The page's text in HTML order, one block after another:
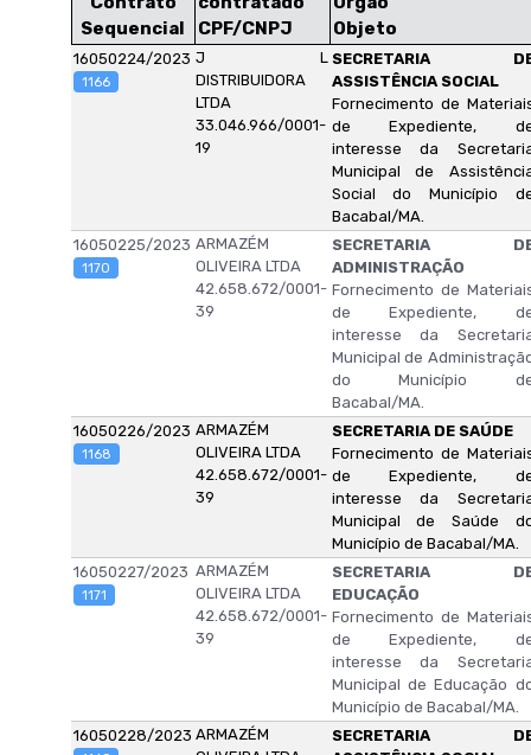
Sequencial
CPF/CNPJ
Objeto
16050224/2023
1166
J L
DISTRIBUIDORA
LTDA
33.046.966/0001-
19
SECRETARIA
ASSISTÊNCIA SOCIAL
Fornecimento de
de Expediente,
interesse da
Municipal de
Social do Município
Bacabal/MA.
16050225/2023
1170
ARMAZÉM
OLIVEIRA LTDA
42.658.672/0001-
39
SECRETARIA
ADMINISTRAÇÃO
Fornecimento de
de Expediente,
interesse da
Municipal de
do Município
Bacabal/MA.
16050226/2023
1168
ARMAZÉM
OLIVEIRA LTDA
42.658.672/0001-
39
SECRETARIA DE SAÚDE
Fornecimento de
de Expediente,
interesse da
Municipal de Saúde
Município de Bacabal/MA.
16050227/2023
1171
ARMAZÉM
OLIVEIRA LTDA
42.658.672/0001-
39
SECRETARIA
EDUCAÇÃO
Fornecimento de
de Expediente,
interesse da
Municipal de Educação
Município de Bacabal/MA.
16050228/2023 ARMAZÉM
SECRETARIA